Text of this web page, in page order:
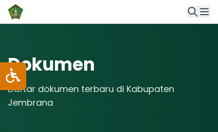
Dokumen
Daftar dokumen terbaru di Kabupaten
Jembrana